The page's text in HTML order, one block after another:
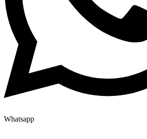
Whatsapp